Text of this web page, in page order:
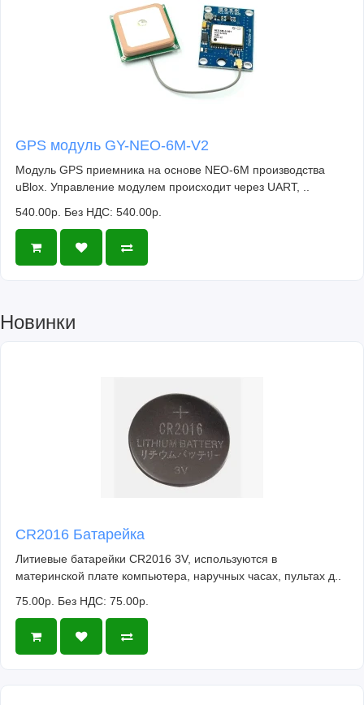
GPS модуль GY-NEO-6M-V2
Модуль GPS приемника на основе NEO-6M производства
uBlox. Управление модулем происходит через UART, ..
540.00р. Без НДС: 540.00р.
Новинки
CR2016 Батарейка
Литиевые батарейки CR2016 3V, используются в
материнской плате компьютера, наручных часах, пультах д..
75.00р. Без НДС: 75.00р.